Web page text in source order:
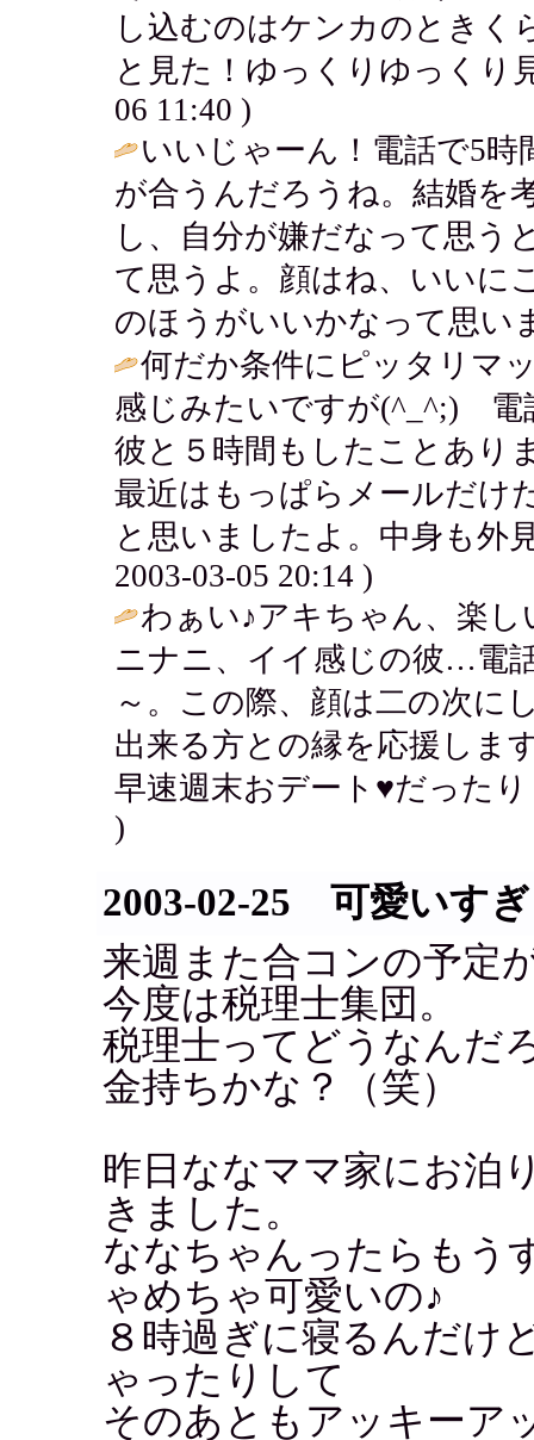
し込むのはケンカのときく
と見た！ゆっくりゆっくり
06 11:40 )
いいじゃーん！電話で5
が合うんだろうね。結婚を
し、自分が嫌だなって思う
て思うよ。顔はね、いいに
のほうがいいかなって思い
何だか条件にピッタリマ
感じみたいですが(^_^;) 電
彼と５時間もしたことあり
最近はもっぱらメールだ
と思いましたよ。中身も外
2003-03-05 20:14 )
わぁい♪アキちゃん、楽
ニナニ、イイ感じの彼…電
～。この際、顔は二の次に
出来る方との縁を応援しま
早速週末おデート♥だった
)
2003-02-25 可愛いす
来週また合コンの予定
今度は税理士集団。
税理士ってどうなんだ
金持ちかな？（笑）
昨日ななママ家にお泊
きました。
ななちゃんったらもう
ゃめちゃ可愛いの♪
８時過ぎに寝るんだけ
ゃったりして
そのあともアッキーア